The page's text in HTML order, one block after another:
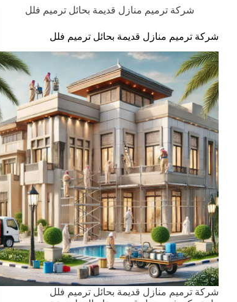
شركة ترميم منازل قديمة بحائل ترميم فلل
شركة ترميم منازل قديمة بحائل ترميم فلل
شركة ترميم منازل قديمة بحائل ترميم فلل